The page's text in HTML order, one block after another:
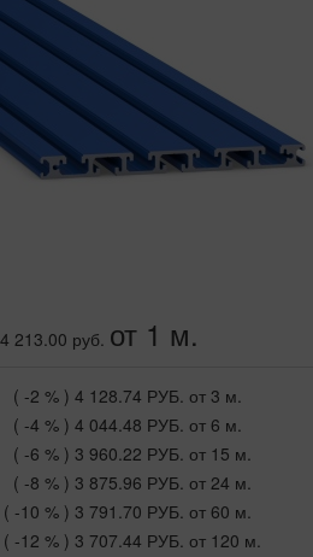
4 213.00 руб. от 1 м.
( -2 % ) 4 128.74 РУБ. от 3 м.
( -4 % ) 4 044.48 РУБ. от 6 м.
( -6 % ) 3 960.22 РУБ. от 15 м.
( -8 % ) 3 875.96 РУБ. от 24 м.
( -10 % ) 3 791.70 РУБ. от 60 м.
( -12 % ) 3 707.44 РУБ. от 120 м.